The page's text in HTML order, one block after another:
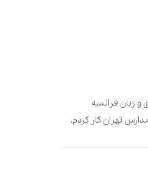
در رشته نقشه برداری و زبان فرانسه